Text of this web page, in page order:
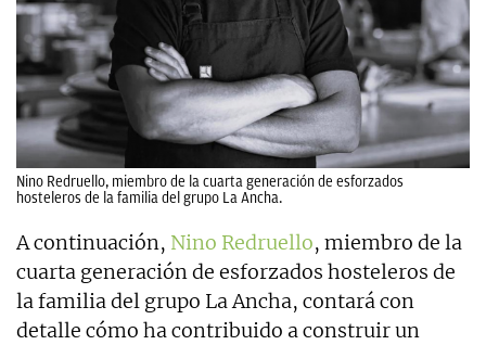
Nino Redruello, miembro de la cuarta generación de esforzados
hosteleros de la familia del grupo La Ancha.
A continuación, Nino Redruello, miembro de la
cuarta generación de esforzados hosteleros de
la familia del grupo La Ancha, contará con
detalle cómo ha contribuido a construir un